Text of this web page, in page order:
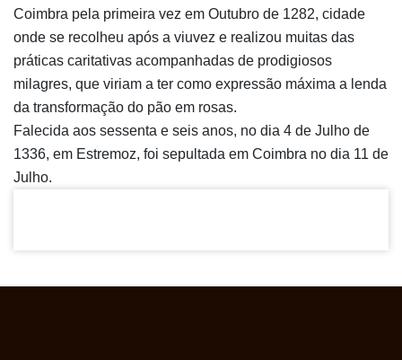
Coimbra pela primeira vez em Outubro de 1282, cidade
onde se recolheu após a viuvez e realizou muitas das
práticas caritativas acompanhadas de prodigiosos
milagres, que viriam a ter como expressão máxima a lenda
da transformação do pão em rosas.
Falecida aos sessenta e seis anos, no dia 4 de Julho de
1336, em Estremoz, foi sepultada em Coimbra no dia 11 de
Julho.